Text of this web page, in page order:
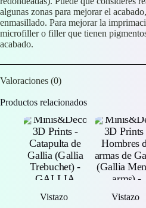
algunas zonas para mejorar el
enmasillado. Para mejorar la
microfiller o filler que tienen
acabado.
Valoraciones (0)
Productos relacionados
Vistazo
Vistazo